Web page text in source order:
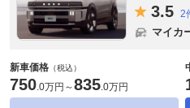
3.5 2
マイカ
新車価格 （税込）
750.0万円 ～835.0万円